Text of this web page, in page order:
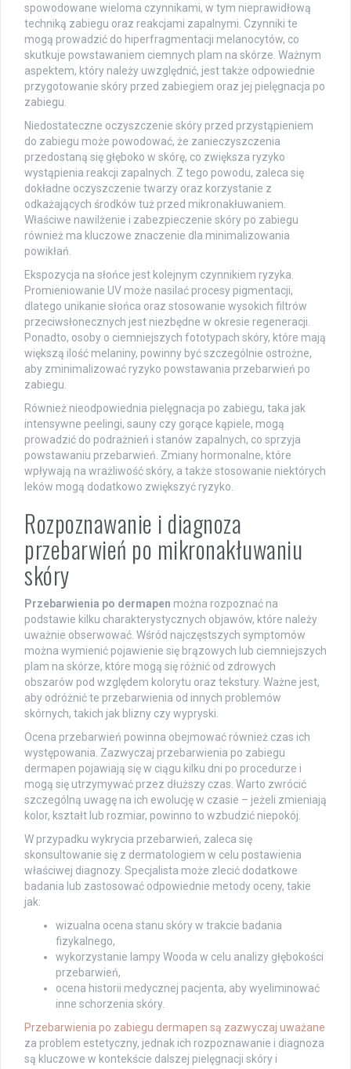
spowodowane wieloma czynnikami, w tym nieprawidłową
techniką zabiegu oraz reakcjami zapalnymi. Czynniki te
mogą prowadzić do hiperfragmentacji melanocytów, co
skutkuje powstawaniem ciemnych plam na skórze. Ważnym
aspektem, który należy uwzględnić, jest także odpowiednie
przygotowanie skóry przed zabiegiem oraz jej pielęgnacja po
zabiegu.
Niedostateczne oczyszczenie skóry przed przystąpieniem
do zabiegu może powodować, że zanieczyszczenia
przedostaną się głęboko w skórę, co zwiększa ryzyko
wystąpienia reakcji zapalnych. Z tego powodu, zaleca się
dokładne oczyszczenie twarzy oraz korzystanie z
odkażających środków tuż przed mikronakłuwaniem.
Właściwe nawilżenie i zabezpieczenie skóry po zabiegu
również ma kluczowe znaczenie dla minimalizowania
powikłań.
Ekspozycja na słońce jest kolejnym czynnikiem ryzyka.
Promieniowanie UV może nasilać procesy pigmentacji,
dlatego unikanie słońca oraz stosowanie wysokich filtrów
przeciwsłonecznych jest niezbędne w okresie regeneracji.
Ponadto, osoby o ciemniejszych fototypach skóry, które mają
większą ilość melaniny, powinny być szczególnie ostrożne,
aby zminimalizować ryzyko powstawania przebarwień po
zabiegu.
Również nieodpowiednia pielęgnacja po zabiegu, taka jak
intensywne peelingi, sauny czy gorące kąpiele, mogą
prowadzić do podrażnień i stanów zapalnych, co sprzyja
powstawaniu przebarwień. Zmiany hormonalne, które
wpływają na wrażliwość skóry, a także stosowanie niektórych
leków mogą dodatkowo zwiększyć ryzyko.
Rozpoznawanie i diagnoza
przebarwień po mikronakłuwaniu
skóry
Przebarwienia po dermapen można rozpoznać na
podstawie kilku charakterystycznych objawów, które należy
uważnie obserwować. Wśród najczęstszych symptomów
można wymienić pojawienie się brązowych lub ciemniejszych
plam na skórze, które mogą się różnić od zdrowych
obszarów pod względem kolorytu oraz tekstury. Ważne jest,
aby odróżnić te przebarwienia od innych problemów
skórnych, takich jak blizny czy wypryski.
Ocena przebarwień powinna obejmować również czas ich
występowania. Zazwyczaj przebarwienia po zabiegu
dermapen pojawiają się w ciągu kilku dni po procedurze i
mogą się utrzymywać przez dłuższy czas. Warto zwrócić
szczególną uwagę na ich ewolucję w czasie – jeżeli zmieniają
kolor, kształt lub rozmiar, powinno to wzbudzić niepokój.
W przypadku wykrycia przebarwień, zaleca się
skonsultowanie się z dermatologiem w celu postawienia
właściwej diagnozy. Specjalista może zlecić dodatkowe
badania lub zastosować odpowiednie metody oceny, takie
jak:
wizualna ocena stanu skóry w trakcie badania
fizykalnego,
wykorzystanie lampy Wooda w celu analizy głębokości
przebarwień,
ocena historii medycznej pacjenta, aby wyeliminować
inne schorzenia skóry.
Przebarwienia po zabiegu dermapen są zazwyczaj uważane
za problem estetyczny, jednak ich rozpoznawanie i diagnoza
są kluczowe w kontekście dalszej pielęgnacji skóry i